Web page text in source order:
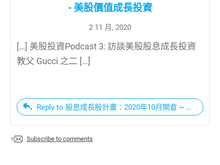
- 美股價值成長投資
2 11 月, 2020
[…] 美股投資Podcast 3: 訪談美股股息成長投資
教父 Gucci 之二 […]
Reply to 股息成長股計畫：2020年10月開倉 ~ 緣起 - 美
Subscribe to comments